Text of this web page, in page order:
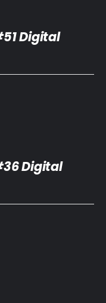
RED EOL
MEDIODICHO
Digital
Digital